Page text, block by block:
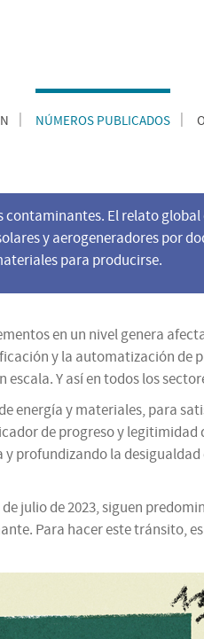
NÚMEROS PUBLICADOS
contaminantes. El relato
y aerogeneradores por
para producirse.
en un nivel genera
y la automatización de
Y así en todos los
energía y materiales, para
de progreso y legitimidad
profundizando la
julio de 2023, siguen
Para hacer este tránsito,